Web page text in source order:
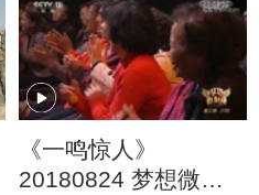
《一鸣惊人》
20180824 梦想微剧